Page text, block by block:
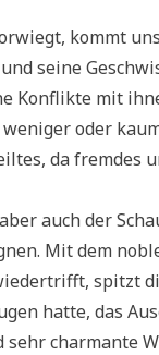
kommt
seine
Konflikte mit
oder
da fremdes
auch der
Mit dem
spitzt
hatte, das
charmante